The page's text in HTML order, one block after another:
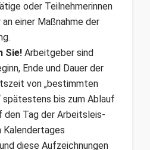
oder Teilnehmerinnen
einer Maßnahme der
Sie! Arbeitgeber sind
Ende und Dauer der
von „bestimmten
spätestens bis zum Ablauf
den Tag der Arbeitsleis­
diese Aufzeichnungen